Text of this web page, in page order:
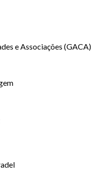
e Associações (GACA)